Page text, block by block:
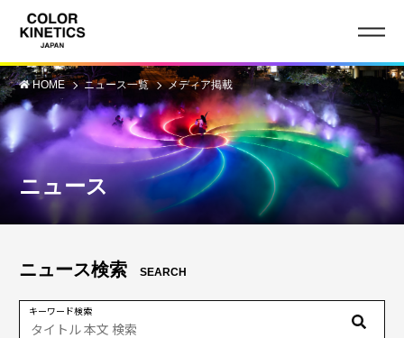
HOME ニュース一覧 メディア掲載
ニュース
ニュース検索 SEARCH
キーワード検索